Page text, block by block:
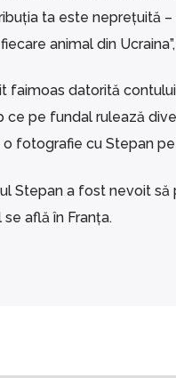
ta este neprețuită
animal din
faimoas datorită
pe fundal rulează
o fotografie cu Stepan
Stepan a fost nevoit
află în Franța.